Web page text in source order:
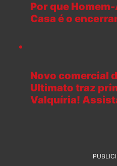
Por que
Casa é o
Novo comercial
Ultimato traz
Valquíria!